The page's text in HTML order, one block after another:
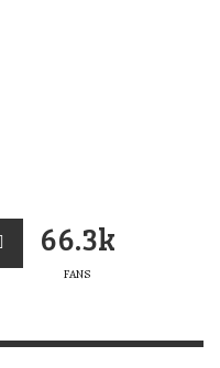
66.3k
FANS